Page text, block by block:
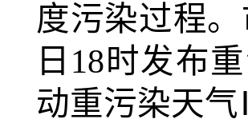
度污染过程
日 18时发布
动重污染天气